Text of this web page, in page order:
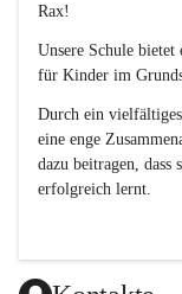
Rax!
Unsere Schule
für Kinder im
Durch ein
eine enge
dazu beitragen,
erfolgreich lernt.